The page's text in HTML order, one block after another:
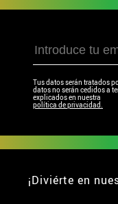
Tus datos serán tratados
datos no serán cedidos a
explicados en nuestra
política de privacidad.
¡Diviérte en